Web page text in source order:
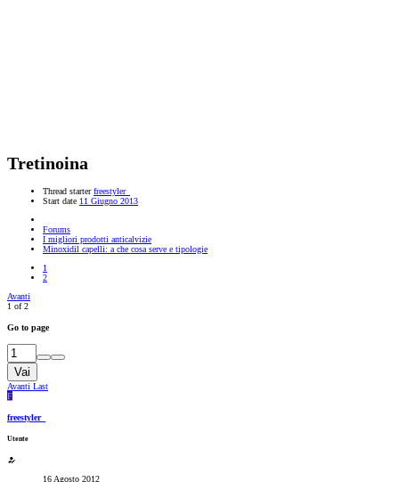
Tretinoina
Thread starter freestyler_
Start date 11 Giugno 2013
Forums
I migliori prodotti anticalvizie
Minoxidil capelli: a che cosa serve e tipologie
1
2
Avanti
1 of 2
Go to page
Vai
Avanti Last
F
freestyler_
Utente
16 Agosto 2012